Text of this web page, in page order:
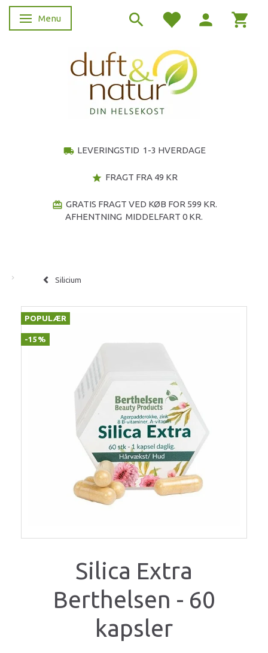
Skifte navigation
Menu
local_shipping LEVERINGSTID 1-3 HVERDAGE
star FRAGT FRA 49 KR
redeem GRATIS FRAGT VED KØB FOR 599 KR.
AFHENTNING MIDDELFART 0 KR.
Silicium
POPULÆR
-15%
Silica Extra
Berthelsen - 60
kapsler